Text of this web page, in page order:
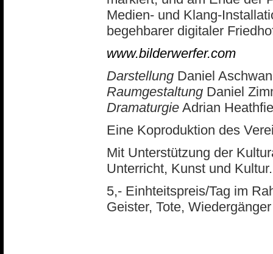
Medien- und Klang-
begehbarer digitaler
www.bilderwerfer.com
Darstellung Daniel
Raumgestaltung Daniel
Dramaturgie Adrian
Eine Koproduktion des
Mit Unterstützung der
Unterricht, Kunst und Kultur.
5,- Einhteitspreis/Tag im
Geister, Tote, Wiedergänger